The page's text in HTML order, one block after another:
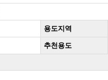
용도지역
추천용도